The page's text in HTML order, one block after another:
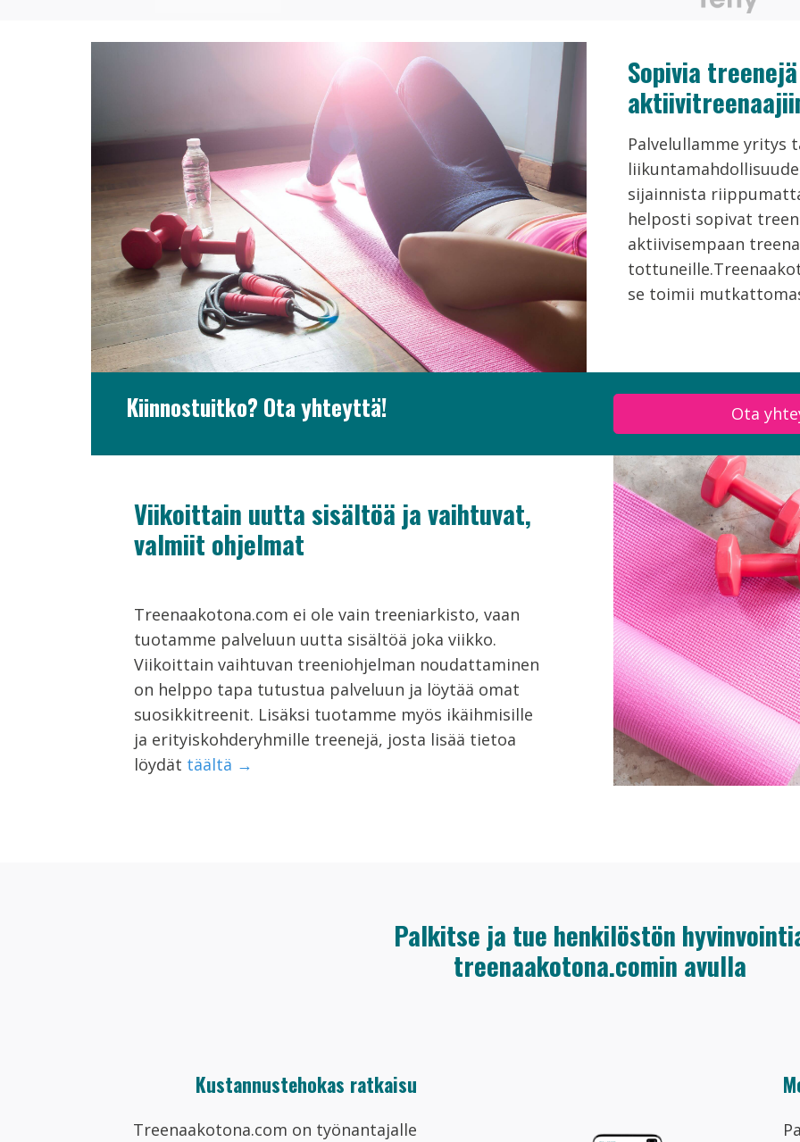
Sopivia
Palvelullamme yritys
sijainnista
helposti sopivat
aktiivisempaan
se toimii
Kiinnostuitko? Ota yhteyttä! Ota
Viikoittain uutta sisältöä ja vaihtuvat,
valmiit ohjelmat
Treenaakotona.com ei ole vain treeniarkisto, vaan
tuotamme palveluun uutta sisältöä joka viikko.
Viikoittain vaihtuvan treeniohjelman noudattaminen
on helppo tapa tutustua palveluun ja löytää omat
suosikkitreenit. Lisäksi tuotamme myös ikäihmisille
ja erityiskohderyhmille treenejä, josta lisää tietoa
löydät täältä →
Palkitse ja tue henkilöstön
treenaakotona.comin avulla
Kustannustehokas ratkaisu
Treenaakotona.com on työnantajalle